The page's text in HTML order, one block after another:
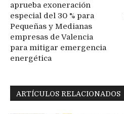
aprueba exoneración
especial del 30 % para
Pequeñas y Medianas
empresas de Valencia
para mitigar emergencia
energética
ARTÍCULOS RELACIONADOS